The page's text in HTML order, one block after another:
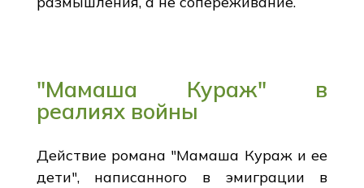
"Мамаша Кураж" в
реалиях войны
Действие романа "Мамаша Кураж и ее
дети", написанного в эмиграции в